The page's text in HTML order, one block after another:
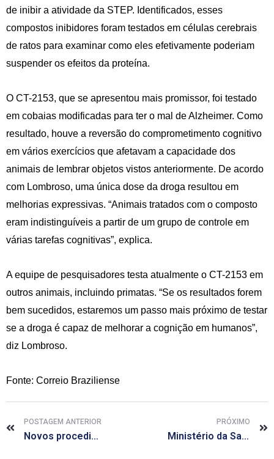
de inibir a atividade da STEP. Identificados, esses
compostos inibidores foram testados em células cerebrais
de ratos para examinar como eles efetivamente poderiam
suspender os efeitos da proteína.
O CT-2153, que se apresentou mais promissor, foi testado
em cobaias modificadas para ter o mal de Alzheimer. Como
resultado, houve a reversão do comprometimento cognitivo
em vários exercícios que afetavam a capacidade dos
animais de lembrar objetos vistos anteriormente. De acordo
com Lombroso, uma única dose da droga resultou em
melhorias expressivas. “Animais tratados com o composto
eram indistinguíveis a partir de um grupo de controle em
várias tarefas cognitivas”, explica.
A equipe de pesquisadores testa atualmente o CT-2153 em
outros animais, incluindo primatas. “Se os resultados forem
bem sucedidos, estaremos um passo mais próximo de testar
se a droga é capaz de melhorar a cognição em humanos”,
diz Lombroso.
Fonte: Correio Braziliense
POSTAGEM ANTERIOR
Novos procedimentos estéticos são oferecidos a mulheres de todas as idades
PRÓXIMO
Ministério da Saúde lança campanha nacional de amamentação